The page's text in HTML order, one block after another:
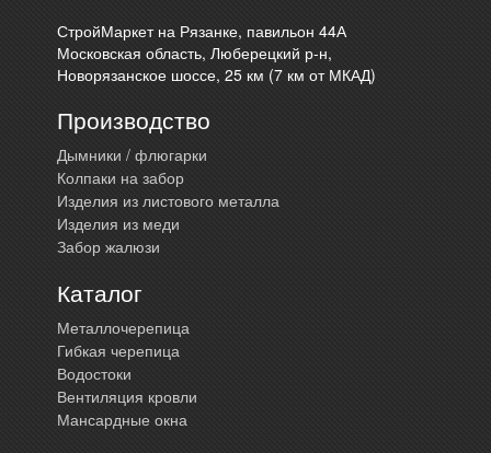
СтройМаркет на Рязанке, павильон 44А
Московская область, Люберецкий р-н,
Новорязанское шоссе, 25 км (7 км от МКАД)
Производство
Дымники / флюгарки
Колпаки на забор
Изделия из листового металла
Изделия из меди
Забор жалюзи
Каталог
Металлочерепица
Гибкая черепица
Водостоки
Вентиляция кровли
Мансардные окна